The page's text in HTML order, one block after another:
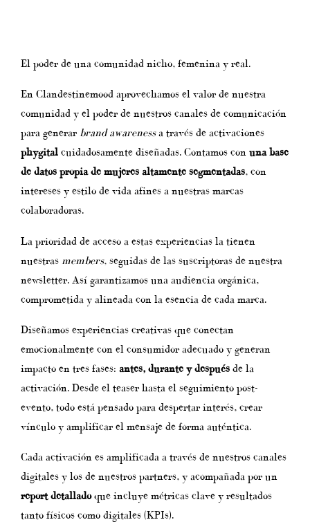
El poder de una comunidad nicho, femenina y real.
En Clandestinemood aprovechamos el valor de nuestra
comunidad y el poder de nuestros canales de comunicación
para generar brand awarenessa través de activaciones
phygitalcuidadosamente diseñadas. Contamos con una base
de datos propia de mujeres altamente segmentadas, con
intereses y estilo de vida afines a nuestras marcas
colaboradoras.
La prioridad de acceso a estas experiencias la tienen
nuestras members, seguidas de las suscriptoras de nuestra
newsletter. Así garantizamos una audiencia orgánica,
comprometida y alineada con la esencia de cada marca.
Diseñamos experiencias creativas que conectan
emocionalmente con el consumidor adecuado y generan
impacto en tres fases: antes, durante y despuésde la
activación. Desde el teaser hasta el seguimiento post-
evento, todo está pensado para despertar interés, crear
vínculo y amplificar el mensaje de forma auténtica.
Cada activación es amplificada a través de nuestros canales
digitales y los de nuestros partners, y acompañada por un
report detalladoque incluye métricas clave y resultados
tanto físicos como digitales (KPIs).